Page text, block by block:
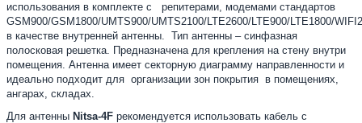
использования в комплекте c
репитерами, модемами стандартов
GSM900/GSM1800/UMTS900/UMTS2100/LTE2600/LTE900/LTE1800/
в качестве внутренней антенны. Тип антенны – синфазная
полосковая решетка. Предназначена для крепления на стену внутри
помещения. Антенна имеет секторную диаграмму направленности и
идеально подходит для организации зон покрытия в помещениях,
ангарах, складах.
Для антенны Nitsa-4F рекомендуется использовать кабель с